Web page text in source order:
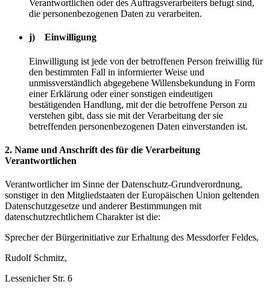
Verantwortlichen oder des Auftragsverarbeiters befugt sind,
die personenbezogenen Daten zu verarbeiten.
j) Einwilligung
Einwilligung ist jede von der betroffenen Person freiwillig für
den bestimmten Fall in informierter Weise und
unmissverständlich abgegebene Willensbekundung in Form
einer Erklärung oder einer sonstigen eindeutigen
bestätigenden Handlung, mit der die betroffene Person zu
verstehen gibt, dass sie mit der Verarbeitung der sie
betreffenden personenbezogenen Daten einverstanden ist.
2. Name und Anschrift des für die Verarbeitung
Verantwortlichen
Verantwortlicher im Sinne der Datenschutz-Grundverordnung,
sonstiger in den Mitgliedstaaten der Europäischen Union geltenden
Datenschutzgesetze und anderer Bestimmungen mit
datenschutzrechtlichem Charakter ist die:
Sprecher der Bürgerinitiative zur Erhaltung des Messdorfer Feldes,
Rudolf Schmitz,
Lessenicher Str. 6